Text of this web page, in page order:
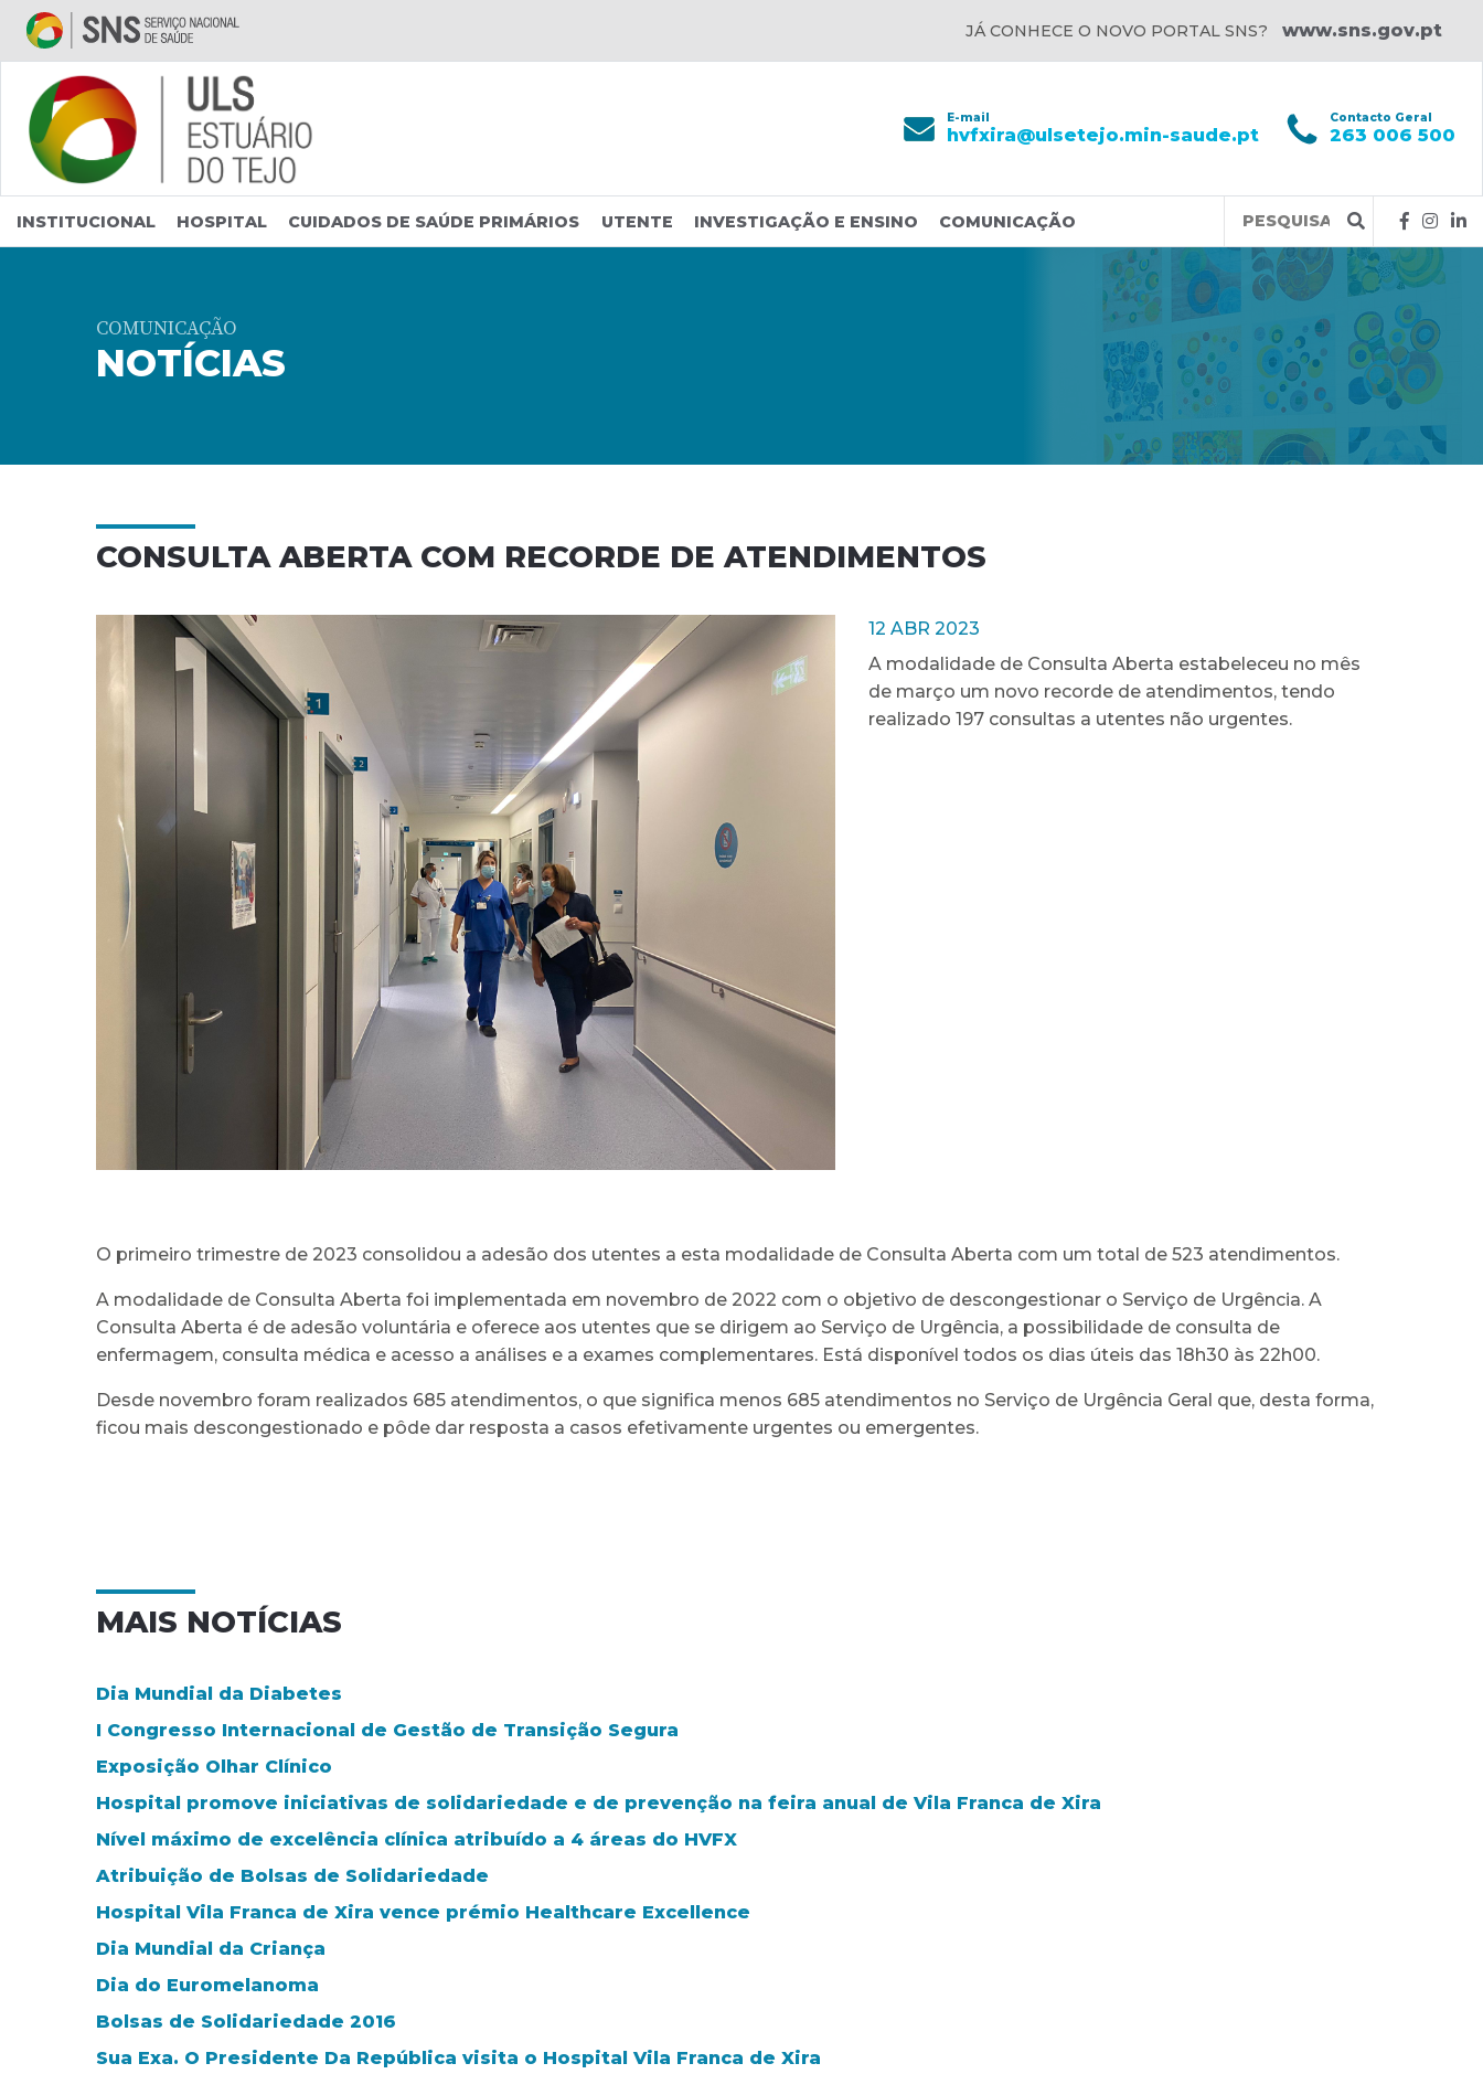
Saltar para conteúdo principal
JÁ CONHECE O NOVO PORTAL SNS? www.sns.gov.pt
E-mail
hvfxira@ulsetejo.min-saude.pt
Contacto Geral
263 006 500
INSTITUCIONAL HOSPITAL CUIDADOS DE SAÚDE PRIMÁRIOS UTENTE INVESTIGAÇÃO E ENSINO COMUNICAÇÃO
Query
COMUNICAÇÃO
NOTÍCIAS
CONSULTA ABERTA COM RECORDE DE ATENDIMENTOS
12 ABR 2023
A modalidade de Consulta Aberta estabeleceu no mês
de março um novo recorde de atendimentos, tendo
realizado 197 consultas a utentes não urgentes.
O primeiro trimestre de 2023 consolidou a adesão dos utentes a esta modalidade de Consulta Aberta com um total de 523 atendimentos.
A modalidade de Consulta Aberta foi implementada em novembro de 2022 com o objetivo de descongestionar o Serviço de Urgência. A
Consulta Aberta é de adesão voluntária e oferece aos utentes que se dirigem ao Serviço de Urgência, a possibilidade de consulta de
enfermagem, consulta médica e acesso a análises e a exames complementares. Está disponível todos os dias úteis das 18h30 às 22h00.
Desde novembro foram realizados 685 atendimentos, o que significa menos 685 atendimentos no Serviço de Urgência Geral que, desta forma,
ficou mais descongestionado e pôde dar resposta a casos efetivamente urgentes ou emergentes.
MAIS NOTÍCIAS
Dia Mundial da Diabetes
I Congresso Internacional de Gestão de Transição Segura
Exposição Olhar Clínico
Hospital promove iniciativas de solidariedade e de prevenção na feira anual de Vila Franca de Xira
Nível máximo de excelência clínica atribuído a 4 áreas do HVFX
Atribuição de Bolsas de Solidariedade
Hospital Vila Franca de Xira vence prémio Healthcare Excellence
Dia Mundial da Criança
Dia do Euromelanoma
Bolsas de Solidariedade 2016
Sua Exa. O Presidente Da República visita o Hospital Vila Franca de Xira